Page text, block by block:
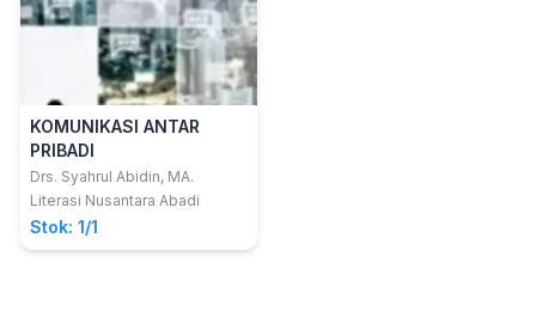
KOMUNIKASI ANTAR
PRIBADI
Drs. Syahrul Abidin, MA.
Literasi Nusantara Abadi
Stok: 1/1